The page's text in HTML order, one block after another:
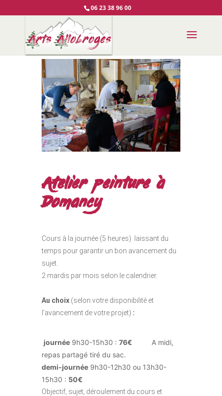
06 23 38 96 00
Atelier peinture à
Domancy
Cours à la journée (5 heures) laissant du
temps pour garantir un bon avancement du
sujet.
2 mardis par mois selon le calendrier.
Au choix (selon votre disponibilité et
l’avancement de votre projet) :
journée 9h30-15h30 : 76€ A midi,
repas partagé tiré du sac.
demi-journée 9h30-12h30 ou 13h30-
15h30 : 50€
Objectif, sujet, déroulement du cours et